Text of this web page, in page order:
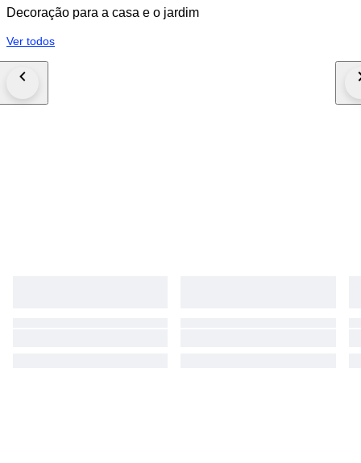
Decoração para a casa e o jardim
Ver todos